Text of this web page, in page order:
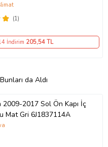
(1)
İndirim 205,54 TL
da Aldı
2009-2017 Sol Ön Kapı İç
Mat Gri 6J1837114A